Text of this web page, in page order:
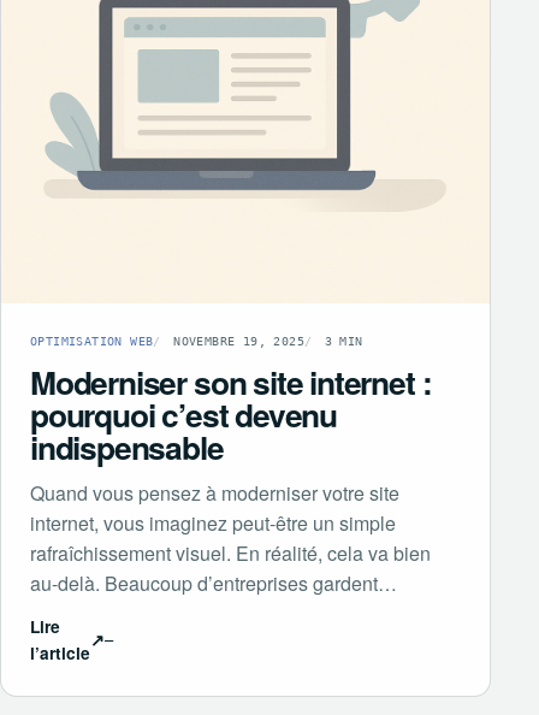
OPTIMISATION WEB NOVEMBRE 19, 2025 3 MIN
Moderniser son site internet :
pourquoi c’est devenu
indispensable
Quand vous pensez à moderniser votre site
internet, vous imaginez peut-être un simple
rafraîchissement visuel. En réalité, cela va bien
au-delà. Beaucoup d’entreprises gardent…
Lire
l’article
↗